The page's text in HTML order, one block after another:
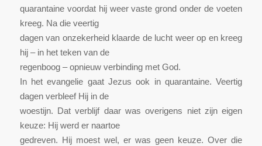
quarantaine voordat hij weer vaste grond onder de voeten
kreeg. Na die veertig
dagen van onzekerheid klaarde de lucht weer op en kreeg
hij – in het teken van de
regenboog – opnieuw verbinding met God.
In het evangelie gaat Jezus ook in quarantaine. Veertig
dagen verbleef Hij in de
woestijn. Dat verblijf daar was overigens niet zijn eigen
keuze: Hij werd er naartoe
gedreven. Hij moest wel, er was geen keuze. Over die